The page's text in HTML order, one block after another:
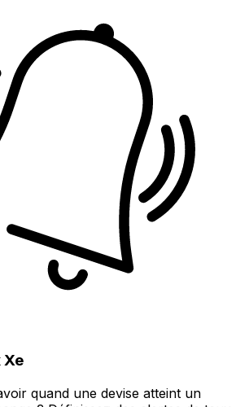
Xe
quand une devise atteint un